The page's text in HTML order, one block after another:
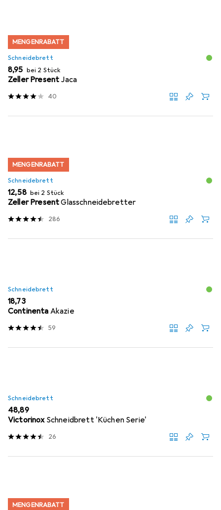
MENGENRABATT
Schneidebrett
EUR
8,95 bei 2 Stück
Zeller Present Jaca
40
MENGENRABATT
Schneidebrett
EUR
12,58 bei 2 Stück
Zeller PresentGlasschneidebretter
286
Schneidebrett
EUR
18,73
Continenta Akazie
59
Schneidebrett
EUR
48,89
Victorinox Schneidbrett 'Küchen Serie'
26
MENGENRABATT